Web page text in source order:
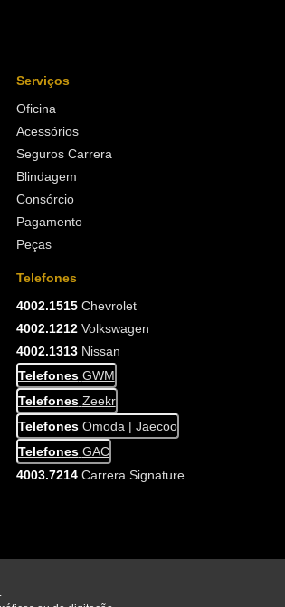
Serviços
Oficina
Acessórios
Seguros Carrera
Blindagem
Consórcio
Pagamento
Peças
Telefones
4002.1515Chevrolet
4002.1212Volkswagen
4002.1313Nissan
Telefones GWM
Telefones Zeekr
Telefones Omoda | Jaecoo
Telefones GAC
4003.7214Carrera Signature